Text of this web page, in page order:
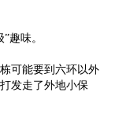
趣味。
可能要到六环以外
发走了外地小保